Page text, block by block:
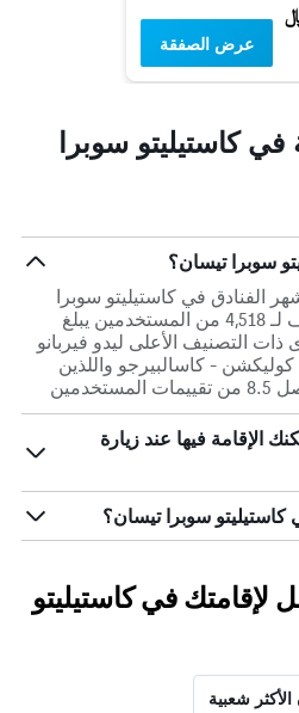
عرض الصفقة
كاستيليتو سوبرا
سوبرا تيسان؟
الفنادق في كاستيليتو سوبرا
تيسان وقد حصل على تصنيف لـ 4,518 من المستخدمين يبلغ
ذات التصنيف الأعلى ليدو فيربانو
- كاسالبيرجو واللذين
الإقامة فيها عند زيارة
سوبرا تيسان؟
لإقامتك في كاستيليتو
شعبية